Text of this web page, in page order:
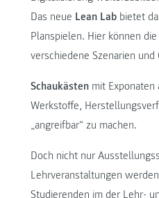
Das neue Lean Lab bietet
Planspielen. Hier können
verschiedene Szenarien
Schaukästen mit
Werkstoffe,
„angreifbar“ zu machen.
Doch nicht nur
Lehrveranstaltungen
Studierenden im der Lehr-